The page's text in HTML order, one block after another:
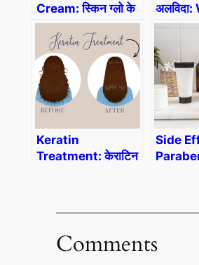
Cream: स्किन ग्‍लो के
लिए कौन सी क्रीम बेहतर
Keratin
Treatment: केराटिन
Side
Comments